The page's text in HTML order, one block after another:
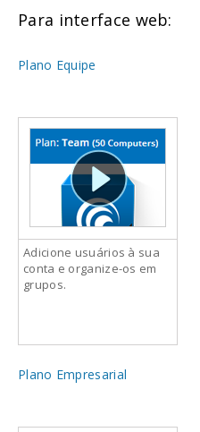
Para interface web:
Plano Equipe
Adicione usuários à sua
conta e organize-os em
grupos.
Plano Empresarial